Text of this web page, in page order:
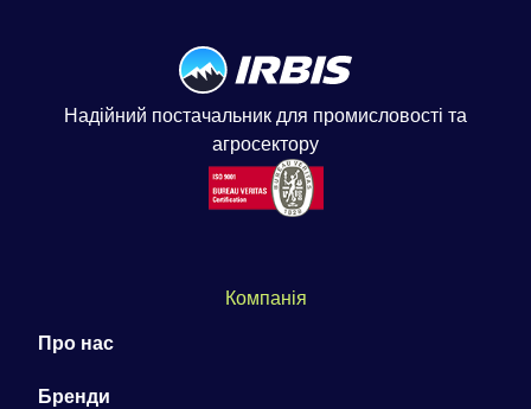
Надійний постачальник для промисловості та
агросектору
Компанія
Про нас
Бренди